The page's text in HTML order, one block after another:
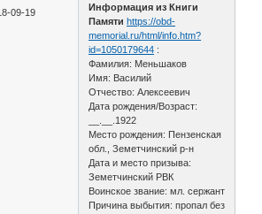
09-19
Информация из Книги
Памяти https://obd-
memorial.ru/html/info.htm?
id=1050179644 :
Фамилия: Меньшаков
Имя: Василий
Отчество: Алексеевич
Дата рождения/Возраст:
__.__.1922
Место рождения: Пензенская
обл., Земетчинский р-н
Дата и место призыва:
Земетчинский РВК
Воинское звание: мл. сержант
Причина выбытия: пропал без